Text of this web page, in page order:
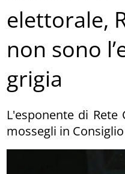
elettorale,
non sono
grigia
L'esponente di Rete
mossegli in